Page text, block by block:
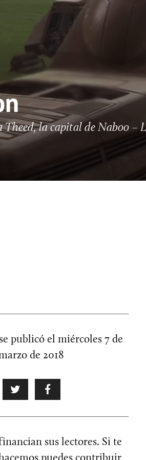
la capital de Naboo –
publicó el miércoles 7 de
de 2018
sus lectores. Si te
puedes contribuir